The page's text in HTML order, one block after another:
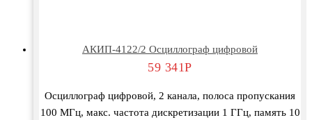
АКИП-4122/2 Осциллограф цифровой
59 341Р
Осциллограф цифровой, 2 канала, полоса пропускания
100 МГц, макс. частота дискретизации 1 ГГц, память 10